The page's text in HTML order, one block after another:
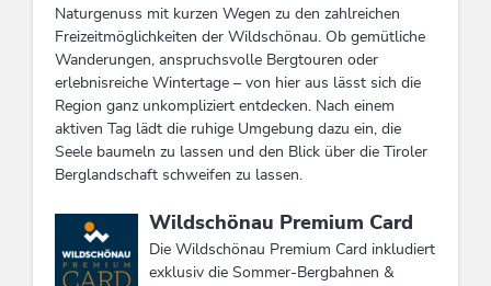
Naturgenuss mit kurzen Wegen zu den zahlreichen
Freizeitmöglichkeiten der Wildschönau. Ob gemütliche
Wanderungen, anspruchsvolle Bergtouren oder
erlebnisreiche Wintertage – von hier aus lässt sich die
Region ganz unkompliziert entdecken. Nach einem
aktiven Tag lädt die ruhige Umgebung dazu ein, die
Seele baumeln zu lassen und den Blick über die Tiroler
Berglandschaft schweifen zu lassen.
Diese Unterkunft ist Mitglied von
Wildschönau Premium Card
Die Wildschönau Premium Card inkludiert
exklusiv die Sommer-Bergbahnen &